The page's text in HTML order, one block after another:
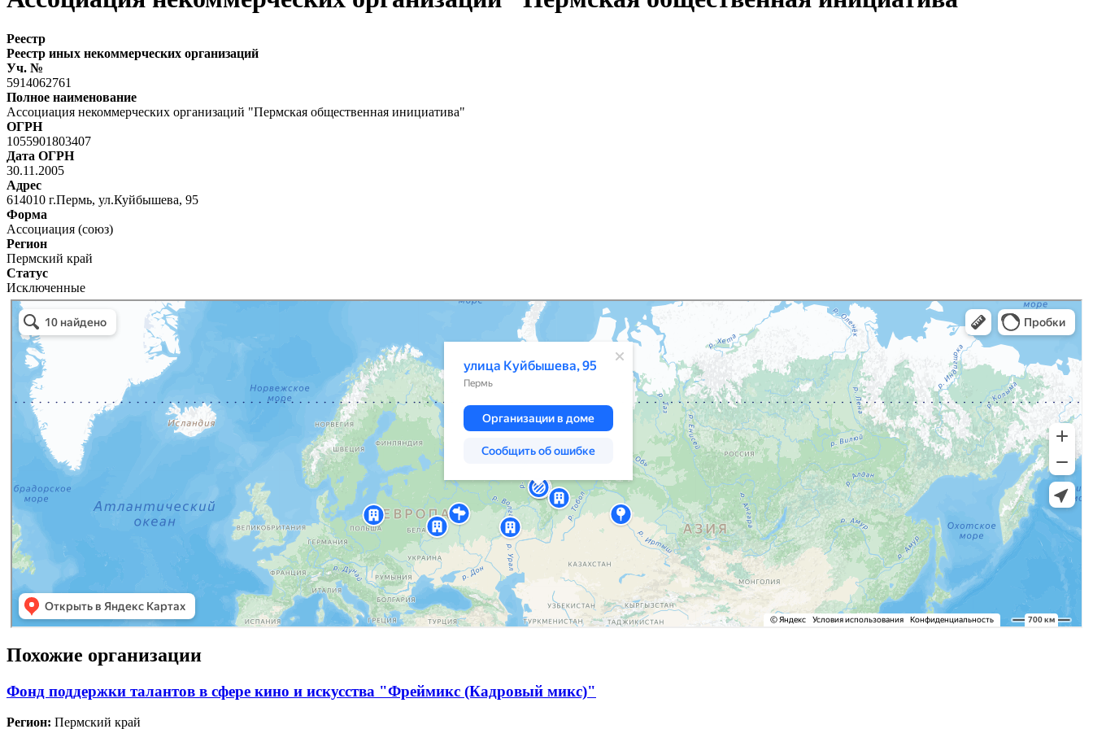
Реестр
Реестр иных некоммерческих организаций
Уч. №
5914062761
Полное наименование
Ассоциация некоммерческих организаций "Пермская общественная инициатива"
ОГРН
1055901803407
Дата ОГРН
30.11.2005
Адрес
614010 г.Пермь, ул.Куйбышева, 95
Форма
Ассоциация (союз)
Регион
Пермский край
Статус
Исключенные
Похожие организации
Фонд поддержки талантов в сфере кино и искусства "Фреймикс (Кадровый микс)"
Регион: Пермский край